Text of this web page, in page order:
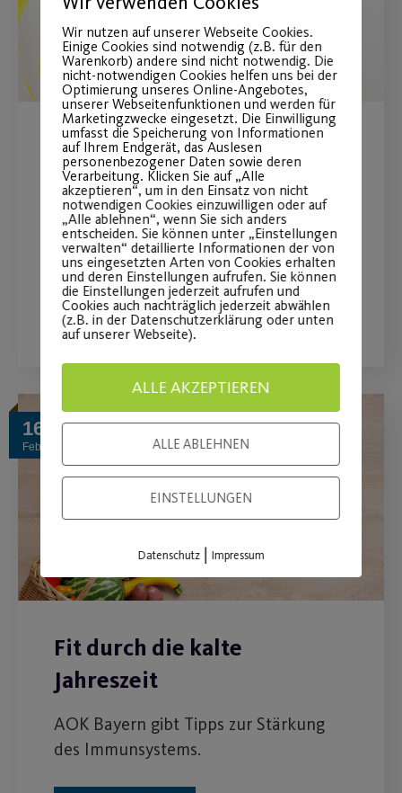
Online-
Kindergeburtstagsparty
Wir planen gerne die Feier Ihres
Kindes.
WEITERLESEN
16
Feb.
Fit durch die kalte
Jahreszeit
AOK Bayern gibt Tipps zur Stärkung
des Immunsystems.
Wir nutzen auf unserer Webseite Cookies.
Einige Cookies sind notwendig (z.B. für den
Warenkorb) andere sind nicht notwendig. Die
nicht-notwendigen Cookies helfen uns bei der
Optimierung unseres Online-Angebotes,
unserer Webseitenfunktionen und werden für
Marketingzwecke eingesetzt. Die Einwilligung
umfasst die Speicherung von Informationen
auf Ihrem Endgerät, das Auslesen
personenbezogener Daten sowie deren
Verarbeitung. Klicken Sie auf „Alle
akzeptieren“, um in den Einsatz von nicht
notwendigen Cookies einzuwilligen oder auf
„Alle ablehnen“, wenn Sie sich anders
entscheiden. Sie können unter „Einstellungen
verwalten“ detaillierte Informationen der von
uns eingesetzten Arten von Cookies erhalten
und deren Einstellungen aufrufen. Sie können
die Einstellungen jederzeit aufrufen und
Cookies auch nachträglich jederzeit abwählen
(z.B. in der Datenschutzerklärung oder unten
auf unserer Webseite).
ALLE AKZEPTIEREN
ALLE ABLEHNEN
EINSTELLUNGEN
Datenschutz| Impressum